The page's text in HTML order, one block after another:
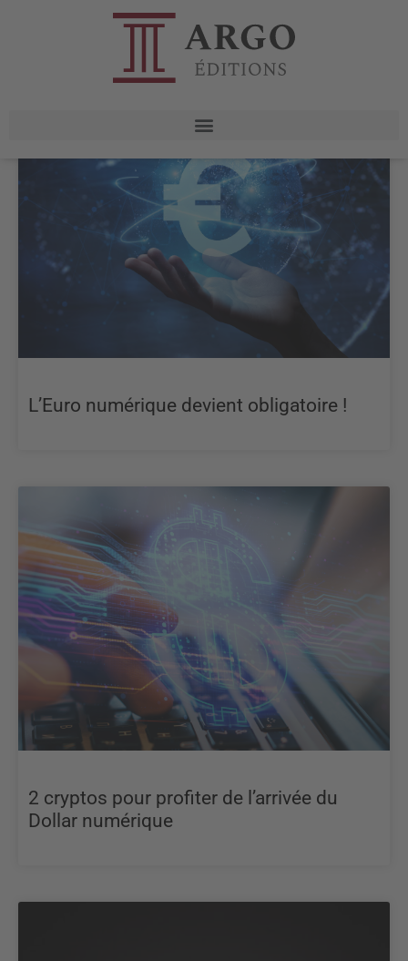
L’Euro numérique devient obligatoire !
2 cryptos pour profiter de l’arrivée du
Dollar numérique